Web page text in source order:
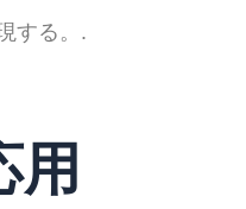
する。.
用